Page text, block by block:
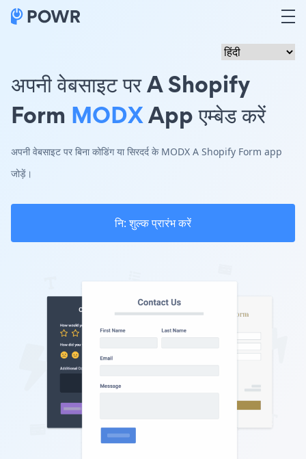
अपनी वेबसाइट पर A Shopify
Form MODXApp एम्बेड करें
अपनी वेबसाइट पर बिना कोडिंग या सिरदर्द के MODX A Shopify Form app
जोड़ें।
नि: शुल्क प्रारंभ करें